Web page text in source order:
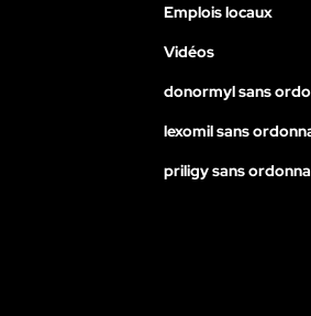
Emplois locaux
Vidéos
donormyl sans
lexomil sans
priligy sans